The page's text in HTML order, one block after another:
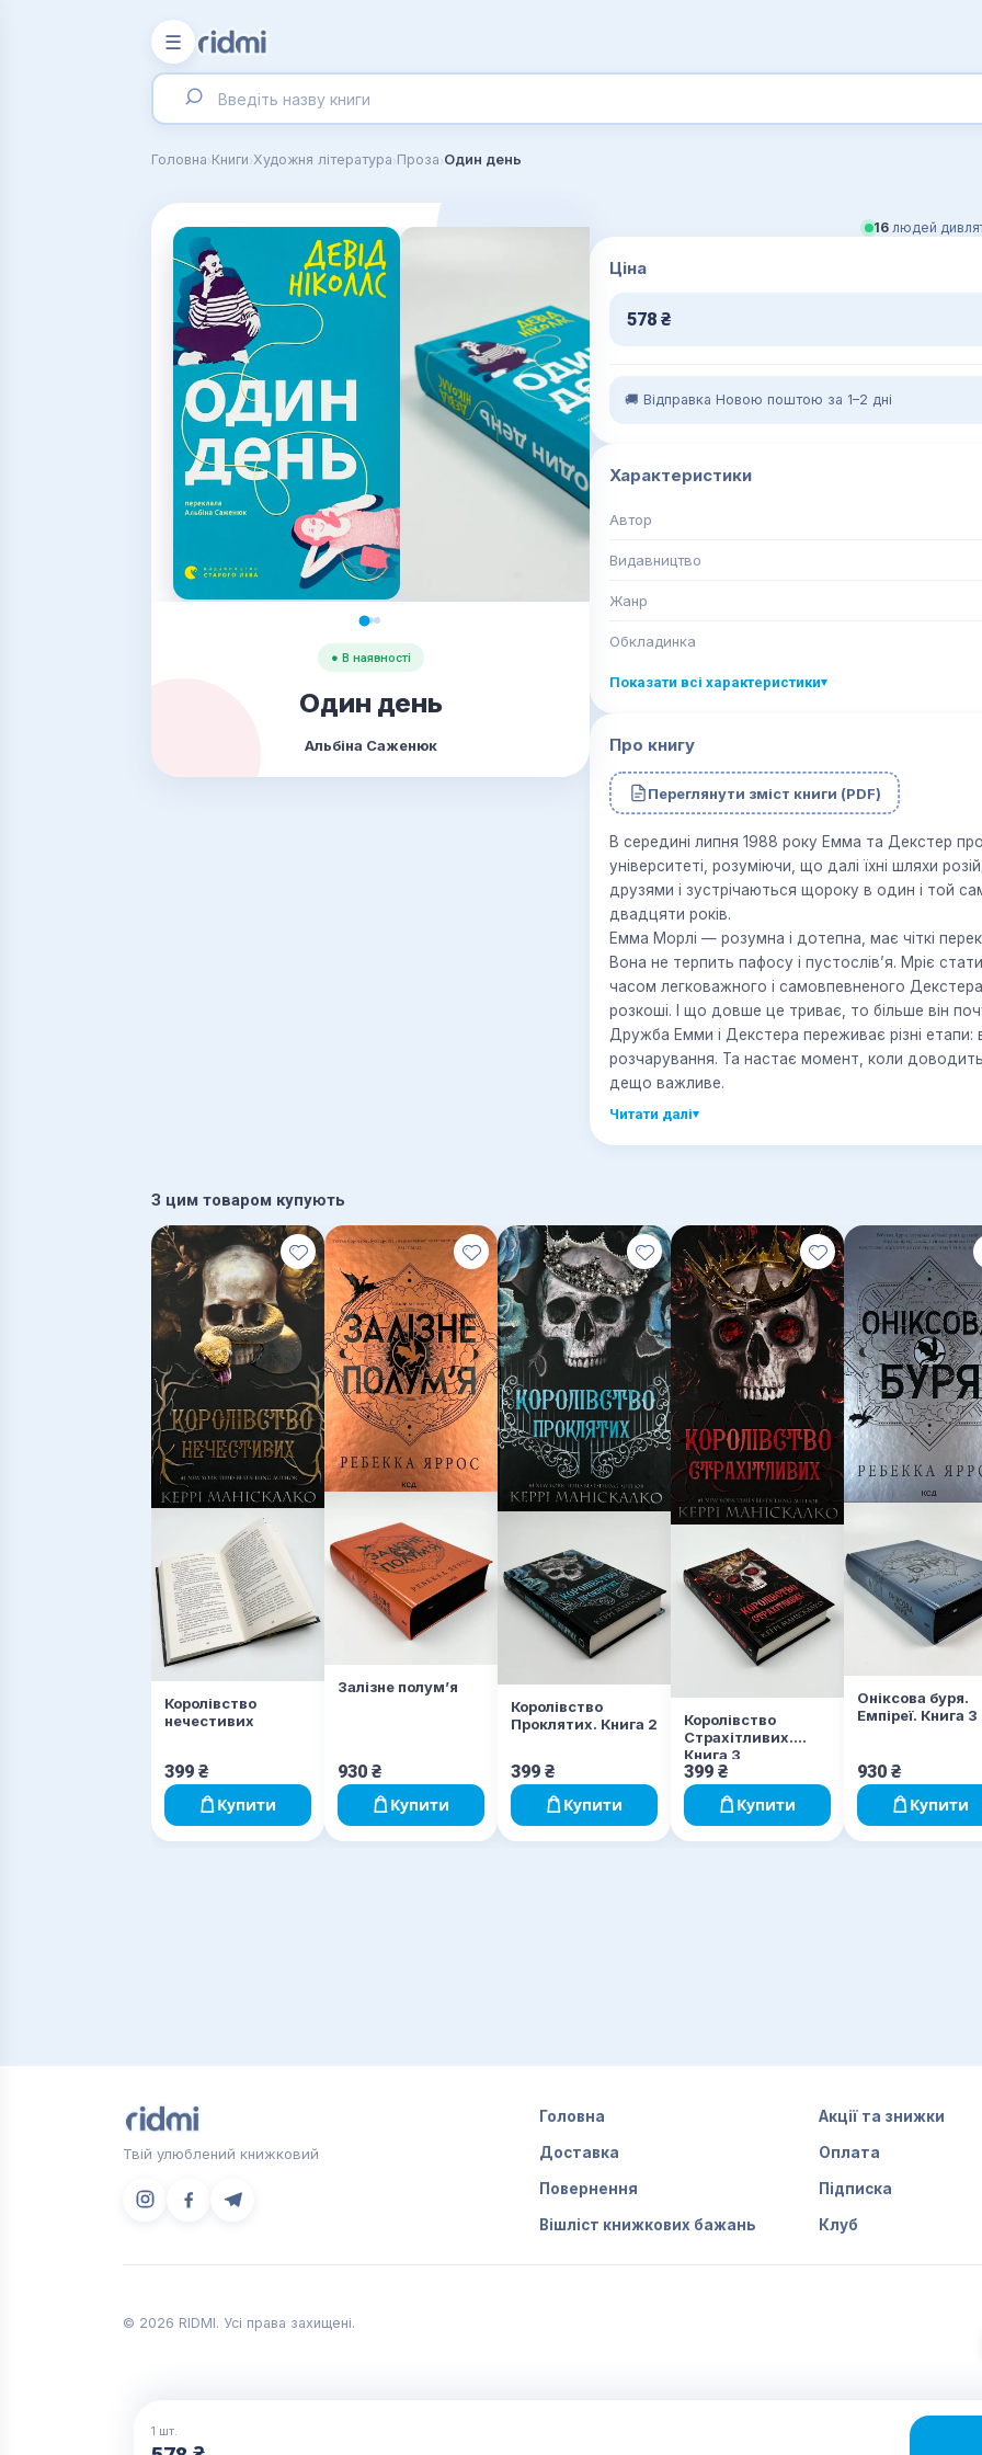
☰
Головна›Книги›Художня література›Проза›Один день
● В наявності
Один день
Альбіна Саженюк
16 людей
Ціна
578 ₴
🚚 Відправка Новою поштою за 1–2 дні
Характеристики
Автор
Видавництво
Жанр
Обкладинка
Показати всі характеристики▾
Про книгу
Переглянути зміст книги (PDF)
В середині липня 1988 року Емма та Декстер
університеті, розуміючи, що далі їхні шляхи
друзями і зустрічаються щороку в один і той
двадцяти років.
Емма Морлі — розумна і дотепна, має чіткі
Вона не терпить пафосу і пусто­слів’я. Мріє
часом легковажного і самовпевненого
розкоші. І що довше це триває, то більше він
Дружба Емми і Декстера переживає різні етапи:
розчарування. Та настає момент, коли
дещо важливе.
Читати далі▾
З цим товаром купують
Королівство
нечестивих
399 ₴
Купити
Залізне полумʼя
930 ₴
Купити
Королівство
Проклятих. Книга 2
399 ₴
Купити
Королівство
Страхітливих.
Книга 3
399 ₴
Купити
Оніксова буря.
Емпіреї. Книга 3
930 ₴
Купити
1 шт.
Твій улюблений книжковий
Головна Акції та знижки
Доставка Оплата
Повернення Підписка
Вішліст книжкових бажань Клуб
© 2026 RIDMI. Усі права захищені.